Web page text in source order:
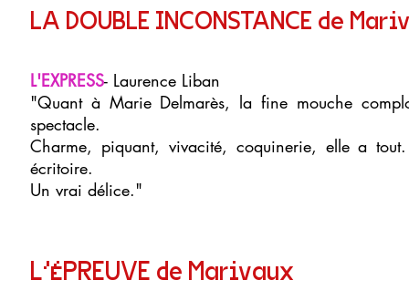
LA DOUBLE INCONSTANCE de
L'EXPRESS- Laurence Liban
"Quant à Marie Delmarès, la fine mouche
spectacle.
Charme, piquant, vivacité, coquinerie, elle a
écritoire.
Un vrai délice."
L'ÉPREUVE de Marivaux